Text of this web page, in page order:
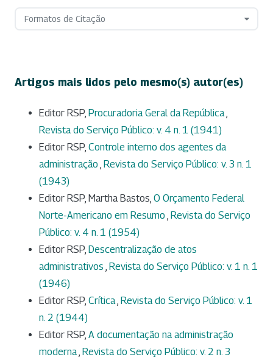
Formatos de Citação
Artigos mais lidos pelo mesmo(s) autor(es)
Editor RSP, Procuradoria Geral da República,
Revista do Serviço Público: v. 4 n. 1 (1941)
Editor RSP, Controle interno dos agentes da
administração , Revista do Serviço Público: v. 3 n. 1
(1943)
Editor RSP, Martha Bastos, O Orçamento Federal
Norte-Americano em Resumo , Revista do Serviço
Público: v. 4 n. 1 (1954)
Editor RSP, Descentralização de atos
administrativos , Revista do Serviço Público: v. 1 n. 1
(1946)
Editor RSP, Crítica, Revista do Serviço Público: v. 1
n. 2 (1944)
Editor RSP, A documentação na administração
moderna, Revista do Serviço Público: v. 2 n. 3